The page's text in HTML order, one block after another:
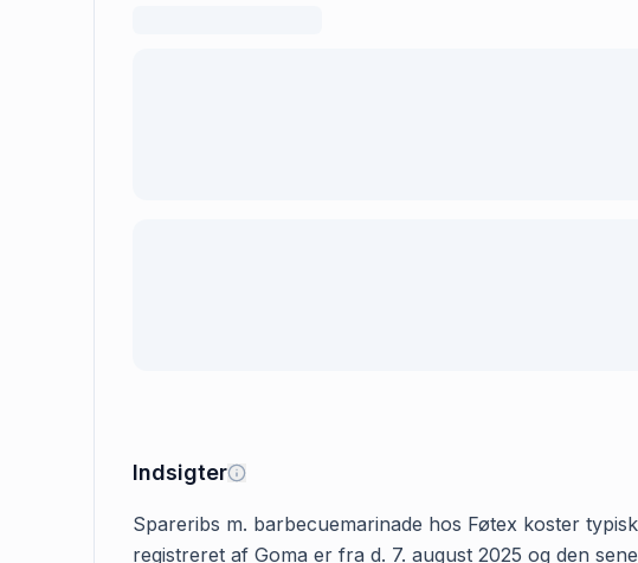
Indsigter
Spareribs m. barbecuemarinade hos Føtex koster
registreret af Goma er fra d. 7. august 2025 og den